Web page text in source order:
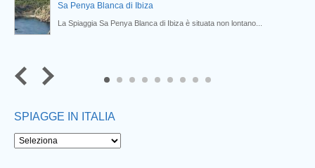
Sa Penya Blanca di Ibiza
La Spiaggia Sa Penya Blanca di Ibiza è situata non lontano...
8
SPIAGGE IN ITALIA